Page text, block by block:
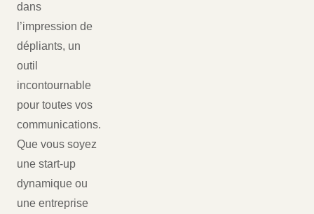
dans
l’impression de
dépliants, un
outil
incontournable
pour toutes vos
communications.
Que vous soyez
une start-up
dynamique ou
une entreprise